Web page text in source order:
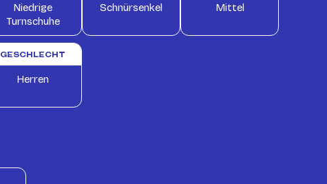
Niedrige
Turnschuhe
Schnürsenkel Mittel
GESCHLECHT
Herren